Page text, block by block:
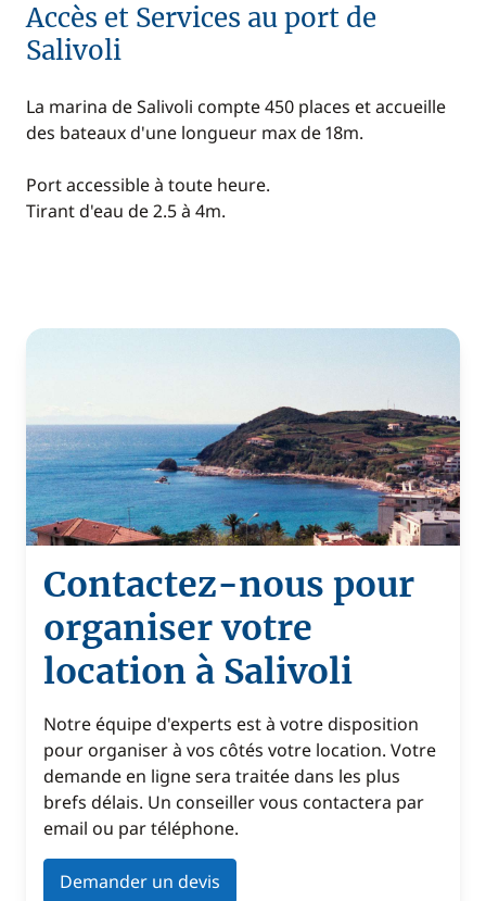
Accès et Services au port de
Salivoli
La marina de Salivoli compte 450 places et accueille
des bateaux d'une longueur max de 18m.
Port accessible à toute heure.
Tirant d'eau de 2.5 à 4m.
Contactez-nous pour
organiser votre
location à Salivoli
Notre équipe d'experts est à votre disposition
pour organiser à vos côtés votre location. Votre
demande en ligne sera traitée dans les plus
brefs délais. Un conseiller vous contactera par
email ou par téléphone.
Demander un devis